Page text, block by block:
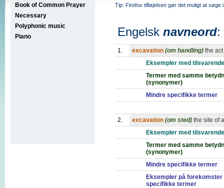
Book of Common Prayer
Necessary
Polyphonic music
Piano
Tip: Firefox tilføjelsen gør det muligt at søge
Engelsk navneord:
1. excavation (om handling) the
Eksempler med
Termer med samme
(synonymer)
Mindre specifikke termer
2. excavation (om sted) the site of
Eksempler med
Termer med samme
(synonymer)
Mindre specifikke termer
Eksempler på forekomster
specifikke termer